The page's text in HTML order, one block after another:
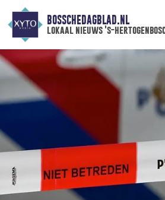
BOSSCHEDAGBLAD.NL
lokaal nieuws 's-